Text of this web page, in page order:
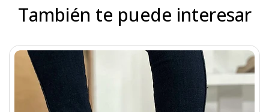
También te puede interesar